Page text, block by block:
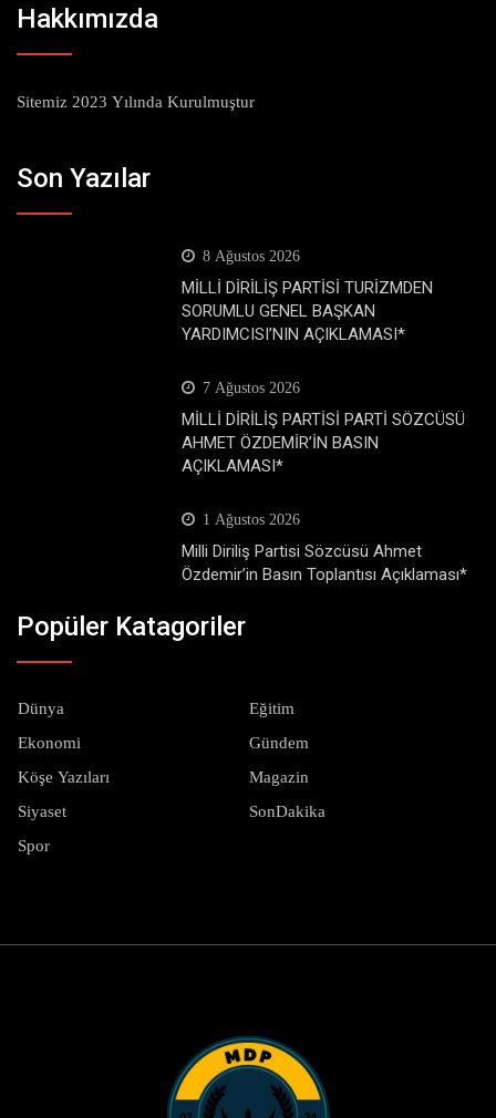
Hakkımızda
Sitemiz 2023 Yılında Kurulmuştur
Son Yazılar
8 Ağustos 2026
MİLLİ DİRİLİŞ PARTİSİ TURİZMDEN
SORUMLU GENEL BAŞKAN
YARDIMCISI’NIN AÇIKLAMASI*
7 Ağustos 2026
MİLLİ DİRİLİŞ PARTİSİ PARTİ SÖZCÜSÜ
AHMET ÖZDEMİR’İN BASIN
AÇIKLAMASI*
1 Ağustos 2026
Milli Diriliş Partisi Sözcüsü Ahmet
Özdemir’in Basın Toplantısı Açıklaması*
Popüler Katagoriler
Dünya Eğitim
Ekonomi Gündem
Köşe Yazıları Magazin
Siyaset SonDakika
Spor